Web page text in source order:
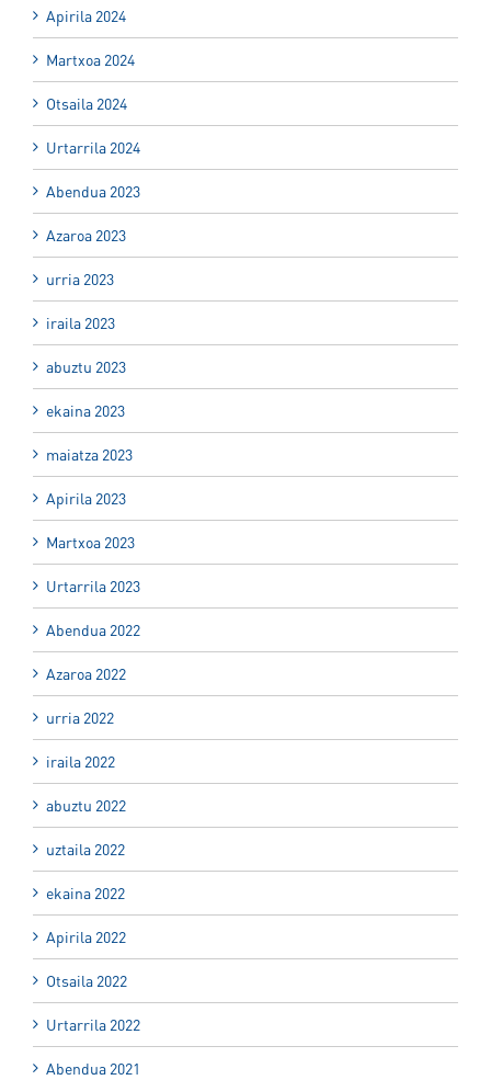
Apirila 2024
Martxoa 2024
Otsaila 2024
Urtarrila 2024
Abendua 2023
Azaroa 2023
urria 2023
iraila 2023
abuztu 2023
ekaina 2023
maiatza 2023
Apirila 2023
Martxoa 2023
Urtarrila 2023
Abendua 2022
Azaroa 2022
urria 2022
iraila 2022
abuztu 2022
uztaila 2022
ekaina 2022
Apirila 2022
Otsaila 2022
Urtarrila 2022
Abendua 2021